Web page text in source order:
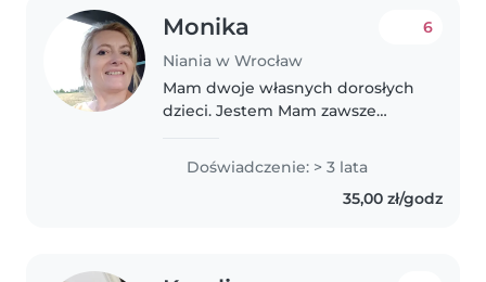
Monika
Niania w Wrocław
6
Mam dwoje własnych dorosłych
dzieci. Jestem Mam zawsze
Opiekowałam sie wczesniej
dziećmi od niemowlęctwa w 4
Doświadczenie: > 3 lata
35,00 zł/godz